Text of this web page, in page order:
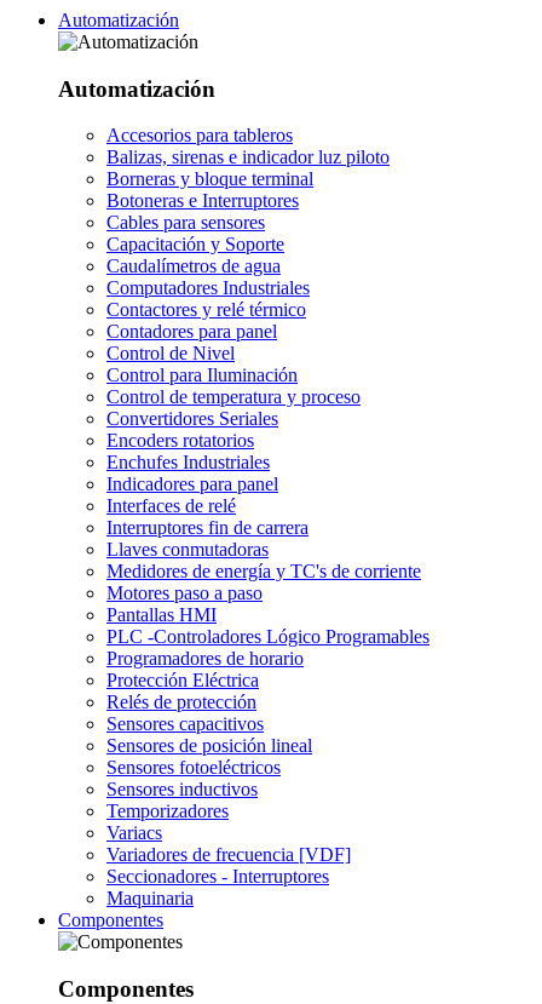
Automatización
Automatización
Accesorios para tableros
Balizas, sirenas e indicador luz piloto
Borneras y bloque terminal
Botoneras e Interruptores
Cables para sensores
Capacitación y Soporte
Caudalímetros de agua
Computadores Industriales
Contactores y relé térmico
Contadores para panel
Control de Nivel
Control para Iluminación
Control de temperatura y proceso
Convertidores Seriales
Encoders rotatorios
Enchufes Industriales
Indicadores para panel
Interfaces de relé
Interruptores fin de carrera
Llaves conmutadoras
Medidores de energía y TC's de corriente
Motores paso a paso
Pantallas HMI
PLC -Controladores Lógico Programables
Programadores de horario
Protección Eléctrica
Relés de protección
Sensores capacitivos
Sensores de posición lineal
Sensores fotoeléctricos
Sensores inductivos
Temporizadores
Variacs
Variadores de frecuencia [VDF]
Seccionadores - Interruptores
Maquinaria
Componentes
Componentes